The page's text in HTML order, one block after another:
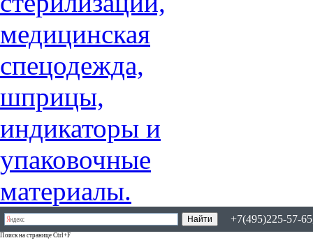
+7(495)225-57-
Поиск на странице Ctrl+F